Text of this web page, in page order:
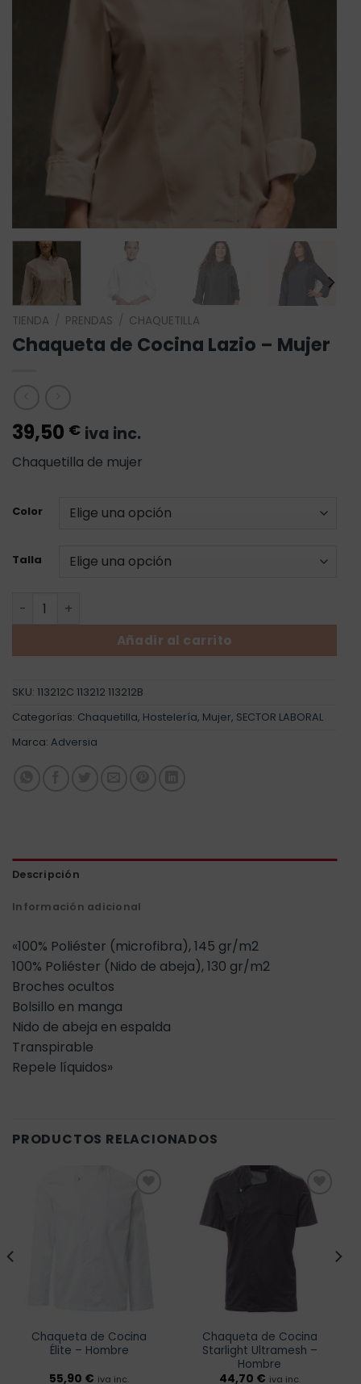
TIENDA PRENDAS CHAQUETILLA
Chaqueta de Cocina Lazio – Mujer
39,50 € iva inc.
Chaquetilla de mujer
Color
Talla
Chaqueta de Cocina Lazio - Mujer cantidad
Añadir al carrito
SKU: 113212C 113212 113212B
Categorías: Chaquetilla, Hostelería, Mujer, SECTOR LABORAL
Marca: Adversia
Descripción
Información adicional
«100% Poliéster (microfibra), 145 gr/m2
100% Poliéster (Nido de abeja), 130 gr/m2
Broches ocultos
Bolsillo en manga
Nido de abeja en espalda
Transpirable
Repele líquidos»
PRODUCTOS RELACIONADOS
Chaqueta de Cocina
Élite – Hombre
55,90 € iva inc.
Añadir
a la
lista de
deseos
Chaqueta de Cocina
Starlight Ultramesh –
Hombre
44,70 € iva inc.